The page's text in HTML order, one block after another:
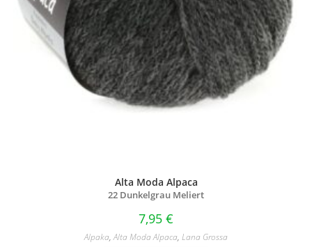
Alta Moda Alpaca
22 Dunkelgrau Meliert
7,95 €
Alpaka,Alta Moda Alpaca, Lana Grossa